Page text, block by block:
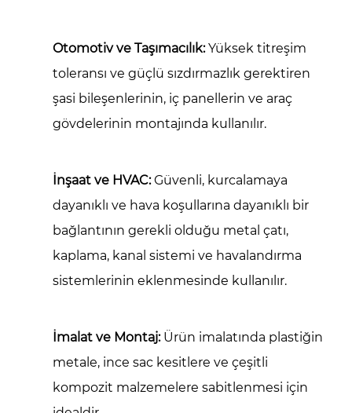
Otomotiv ve Taşımacılık:Yüksek titreşim
toleransı ve güçlü sızdırmazlık gerektiren
şasi bileşenlerinin, iç panellerin ve araç
gövdelerinin montajında kullanılır.
İnşaat ve HVAC:Güvenli, kurcalamaya
dayanıklı ve hava koşullarına dayanıklı bir
bağlantının gerekli olduğu metal çatı,
kaplama, kanal sistemi ve havalandırma
sistemlerinin eklenmesinde kullanılır.
İmalat ve Montaj: Ürün imalatında plastiğin
metale, ince sac kesitlere ve çeşitli
kompozit malzemelere sabitlenmesi için